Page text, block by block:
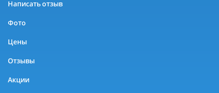
Написать отзыв
Фото
Цены
Отзывы
Акции